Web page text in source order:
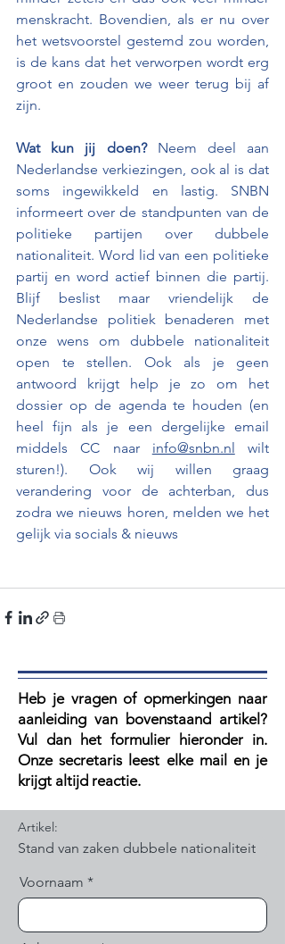
menskracht. Bovendien, als er nu over
het wetsvoorstel gestemd zou worden,
is de kans dat het verworpen wordt erg
groot en zouden we weer terug bij af
zijn.
Wat kun jij doen? Neem deel aan
Nederlandse verkiezingen, ook al is dat
soms ingewikkeld en lastig. SNBN
informeert over de standpunten van de
politieke partijen over dubbele
nationaliteit. Word lid van een politieke
partij en word actief binnen die partij.
Blijf beslist maar vriendelijk de
Nederlandse politiek benaderen met
onze wens om dubbele nationaliteit
open te stellen. Ook als je geen
antwoord krijgt help je zo om het
dossier op de agenda te houden (en
heel fijn als je een dergelijke email
middels CC naar info@snbn.nl wilt
sturen!). Ook wij willen graag
verandering voor de achterban, dus
zodra we nieuws horen, melden we het
gelijk via socials & nieuws
Heb je vragen of opmerkingen naar
aanleiding van bovenstaand artikel?
Vul dan het formulier hieronder in.
Onze secretaris leest elke mail en je
krijgt altijd reactie.
Artikel:
Voornaam